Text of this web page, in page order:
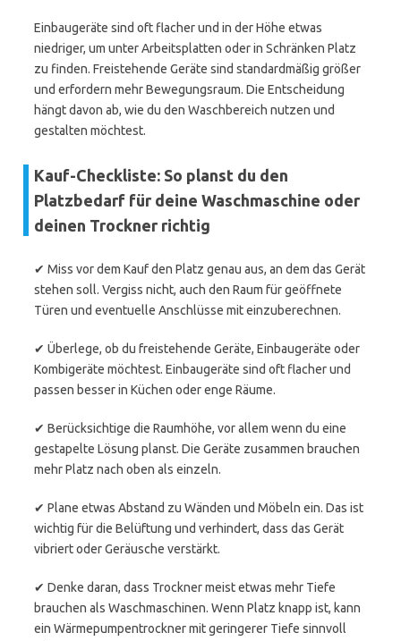
Einbaugeräte sind oft flacher und in der Höhe etwas
niedriger, um unter Arbeitsplatten oder in Schränken Platz
zu finden. Freistehende Geräte sind standardmäßig größer
und erfordern mehr Bewegungsraum. Die Entscheidung
hängt davon ab, wie du den Waschbereich nutzen und
gestalten möchtest.
Kauf-Checkliste: So planst du den
Platzbedarf für deine Waschmaschine oder
deinen Trockner richtig
✔ Miss vor dem Kauf den Platz genau aus, an dem das Gerät
stehen soll. Vergiss nicht, auch den Raum für geöffnete
Türen und eventuelle Anschlüsse mit einzuberechnen.
✔ Überlege, ob du freistehende Geräte, Einbaugeräte oder
Kombigeräte möchtest. Einbaugeräte sind oft flacher und
passen besser in Küchen oder enge Räume.
✔ Berücksichtige die Raumhöhe, vor allem wenn du eine
gestapelte Lösung planst. Die Geräte zusammen brauchen
mehr Platz nach oben als einzeln.
✔ Plane etwas Abstand zu Wänden und Möbeln ein. Das ist
wichtig für die Belüftung und verhindert, dass das Gerät
vibriert oder Geräusche verstärkt.
✔ Denke daran, dass Trockner meist etwas mehr Tiefe
brauchen als Waschmaschinen. Wenn Platz knapp ist, kann
ein Wärmepumpentrockner mit geringerer Tiefe sinnvoll